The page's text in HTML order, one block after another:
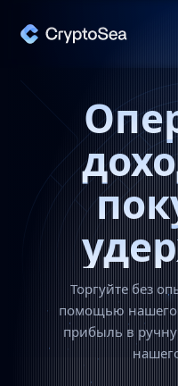
Ресурсы
Блог
Обмены
Мерч
Торгуйте без
помощью нашего
прибыль в